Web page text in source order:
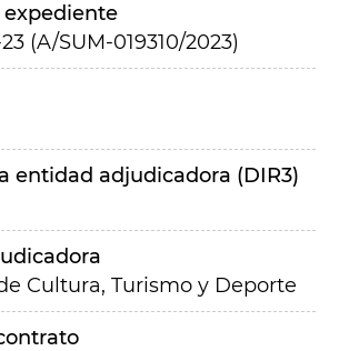
(A/SUM-019310/2023)
entidad adjudicadora (DIR3)
Cultura, Turismo y Deporte